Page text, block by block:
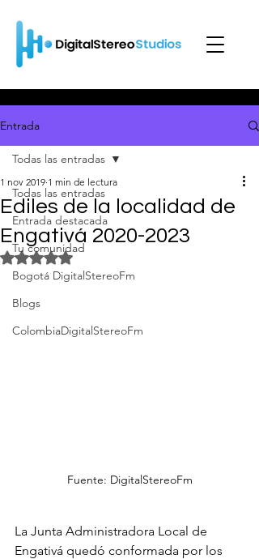
Entrada
Todas las entradas
Entrada destacada
Tu comunidad
Bogotá DigitalStereoFm
Blogs
ColombiaDigitalStereoFm
Todas las entradas
Ediles de la localidad de
Engativá 2020-2023
1 nov 2019 1 min de lectura
Obtuvo NaN de 5 estrellas.
Fuente: DigitalStereoFm
La Junta Administradora Local de
Engativá quedó conformada por los